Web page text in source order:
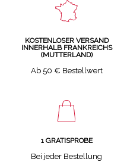
KOSTENLOSER VERSAND
INNERHALB FRANKREICHS
(MUTTERLAND)
Ab 50 € Bestellwert
1 GRATISPROBE
Bei jeder Bestellung